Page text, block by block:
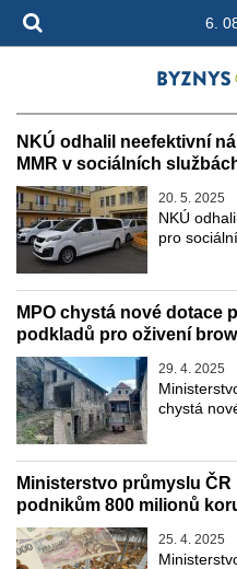
6.
NKÚ odhalil neefektivní
MMR v sociálních
20. 5. 2025
NKÚ
pro
MPO chystá nové dotace
podkladů pro oživení
29. 4. 2025
chystá
Ministerstvo průmyslu
podnikům 800 milionů
25. 4. 2025